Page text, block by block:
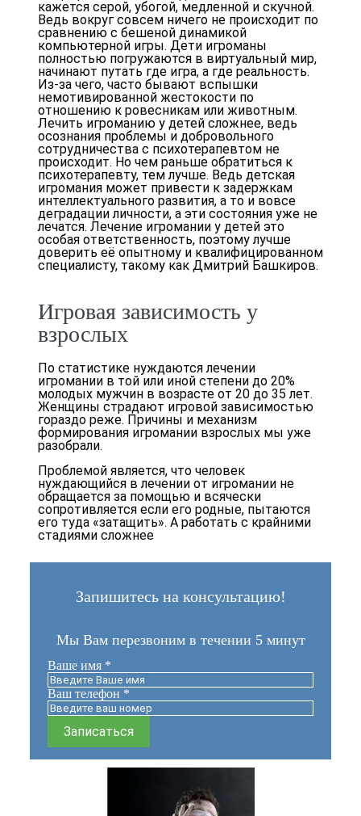
кажется серой, убогой, медленной и скучной.
Ведь вокруг совсем ничего не происходит по
сравнению с бешеной динамикой
компьютерной игры. Дети игроманы
полностью погружаются в виртуальный мир,
начинают путать где игра, а где реальность.
Из-за чего, часто бывают вспышки
немотивированной жестокости по
отношению к ровесникам или животным.
Лечить игроманию у детей сложнее, ведь
осознания проблемы и добровольного
сотрудничества с психотерапевтом не
происходит. Но чем раньше обратиться к
психотерапевту, тем лучше. Ведь детская
игромания может привести к задержкам
интеллектуального развития, а то и вовсе
деградации личности, а эти состояния уже не
лечатся. Лечение игромании у детей это
особая ответственность, поэтому лучше
доверить её опытному и квалифицированном
специалисту, такому как Дмитрий Башкиров.
Игровая зависимость у
взрослых
По статистике нуждаются лечении
игромании в той или иной степени до 20%
молодых мужчин в возрасте от 20 до 35 лет.
Женщины страдают игровой зависимостью
гораздо реже. Причины и механизм
формирования игромании взрослых мы уже
разобрали.
Проблемой является, что человек
нуждающийся в лечении от игромании не
обращается за помощью и всячески
сопротивляется если его родные, пытаются
его туда «затащить». А работать с крайними
стадиями сложнее
Запишитесь на консультацию!
Мы Вам перезвоним в течении 5 минут
Ваше имя *
Ваш телефон *
Записаться